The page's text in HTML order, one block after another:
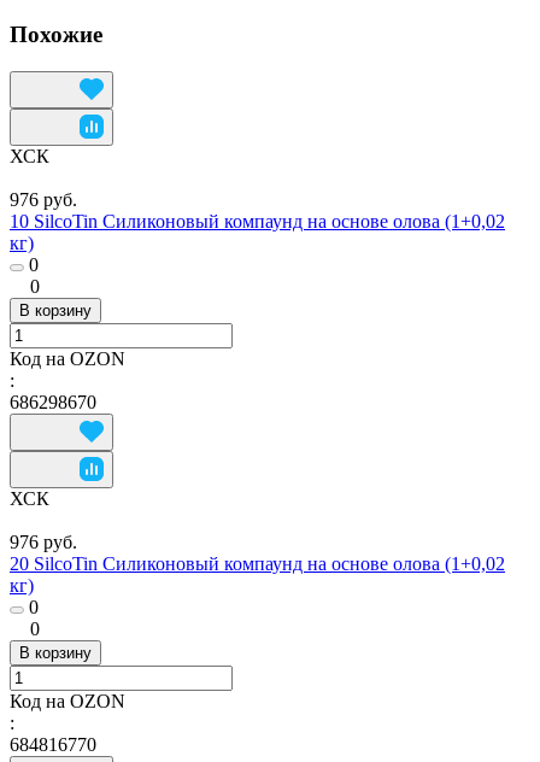
Похожие
ХСК
976 руб.
10 SilcoTin Силиконовый компаунд на основе олова (1+0,02
кг)
0
0
В корзину
Код на OZON
:
686298670
ХСК
976 руб.
20 SilcoTin Силиконовый компаунд на основе олова (1+0,02
кг)
0
0
В корзину
Код на OZON
:
684816770